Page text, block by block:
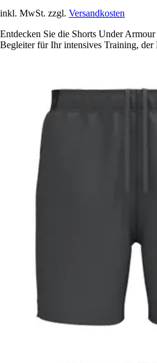
inkl. MwSt. zzgl. Versandkosten
Entdecken Sie die Shorts Under
Begleiter für Ihr intensives Training,